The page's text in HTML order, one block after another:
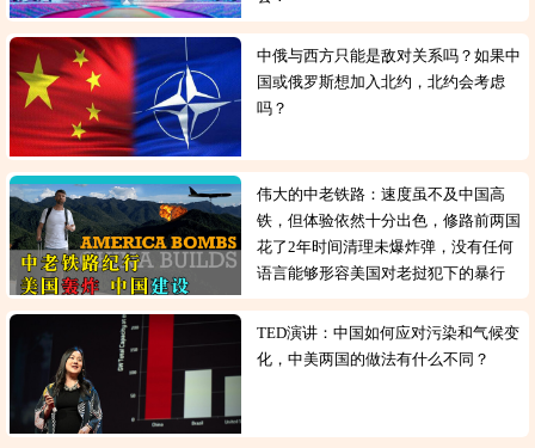
中俄与西方只能是敌对关系吗？如果中
国或俄罗斯想加入北约，北约会考虑
吗？
伟大的中老铁路：速度虽不及中国高
铁，但体验依然十分出色，修路前两国
花了2年时间清理未爆炸弹，没有任何
语言能够形容美国对老挝犯下的暴行
TED演讲：中国如何应对污染和气候变
化，中美两国的做法有什么不同？